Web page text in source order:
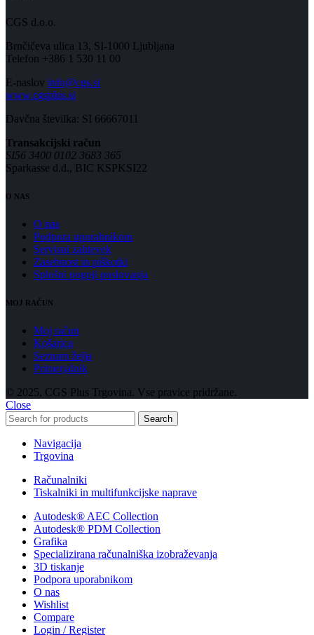
CGS d.o.o.
Brnčičeva ulica 13, SI-1000 Ljubljana
Telefon +386 1 530 11 00
E-naslov info@cgs.si
www.cgsplus.si
Davčna številka: SI 66667011
Transakcijski račun
SI56 3400 0102 3683 365
Sparkasse d.d., BIC KSPKSI22
O NAS
O nas
Podpora uporabnikom
Servisni zahtevek
Zasebnost in piškotki
Splošni pogoji poslovanja
MOJ RAČUN
Moj račun
Košarica
Seznam želja
Primerjalnik
© 2025, CGS Plus Trgovina. Vse pravice pridržane.
Close
Search
Navigacija
Trgovina
Računalniki
Tiskalniki in multifunkcijske naprave
Autodesk® AEC Collection
Autodesk® PDM Collection
Grafika
Specializirana računalniška izobraževanja
3D tiskanje
Podpora uporabnikom
O nas
Wishlist
Compare
Login / Register